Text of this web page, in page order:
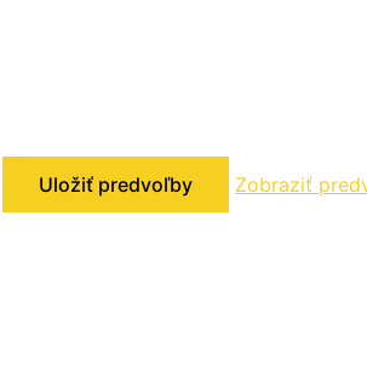
Uložiť predvoľby Zobraziť